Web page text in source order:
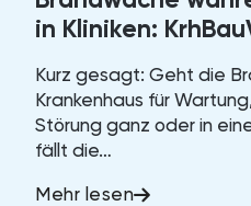
in Kliniken:
Kurz gesagt: Geht die
Krankenhaus für
Störung ganz oder in
fällt die…
Mehr lesen